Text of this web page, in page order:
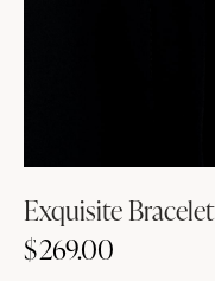
Exquisite Bracelet
$269.00